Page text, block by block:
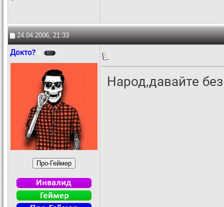
24.04.2006, 21:33
Докто?
Народ,давайте